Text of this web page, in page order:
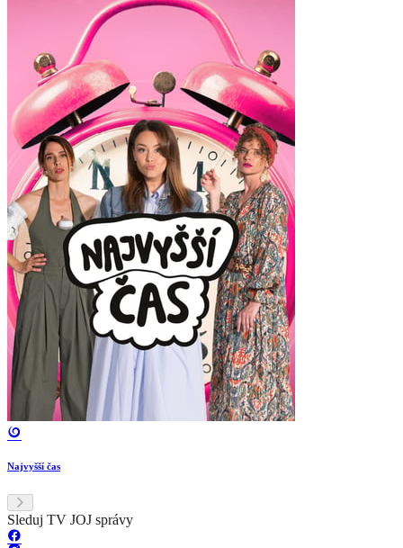
Najvyšší čas
Sleduj TV JOJ správy